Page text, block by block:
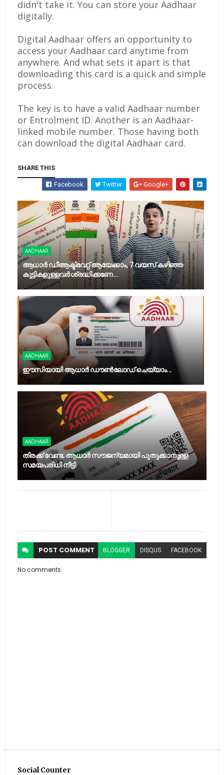
didn't take it. You can store your Aadhaar
digitally.
Digital Aadhaar offers an opportunity to
access your Aadhaar card anytime from
anywhere. And what sets it apart is that
downloading this card is a quick and simple
process.
The key is to have a valid Aadhaar number
or Entrolment ID. Another is an Aadhaar-
linked mobile number. Those having both
can download the digital Aadhaar card.
SHARE THIS
Facebook Twitter Google+
AADHAAR
ആധാർ ഡീആക്ടിവേറ്റ് ആയേക്കാം, 7 വയസ് കഴിഞ്ഞ
കുട്ടികളുള്ളവർ ശ്രദ്ധിക്കണേ...
AADHAAR
ഈസിയായി ആധാര്‍ ഡൗണ്‍ലോഡ് ചെയ്യാം...
AADHAAR
തിരക്ക് വേണ്ട; ആധാർ സൗജന്യമായി പുതുക്കാനുള്ള
സമയപരിധി നീട്ടി
POST COMMENT BLOGGER DISQUS FACEBOOK
No comments
Social Counter